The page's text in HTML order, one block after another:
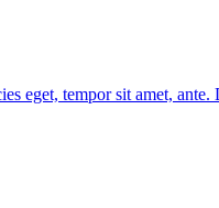
eget, tempor sit amet,